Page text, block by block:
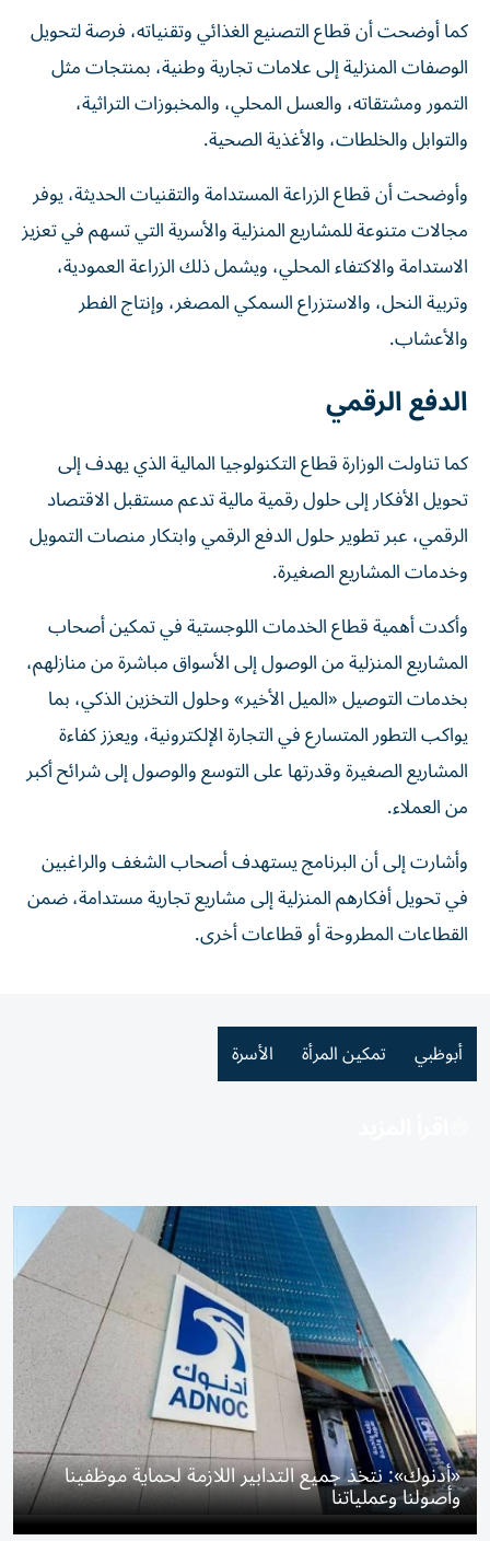
كما أوضحت أن قطاع التصنيع الغذائي وتقنياته، فرصة لتحويل
الوصفات المنزلية إلى علامات تجارية وطنية، بمنتجات مثل
التمور ومشتقاته، والعسل المحلي، والمخبوزات التراثية،
والتوابل والخلطات، والأغذية الصحية.
وأوضحت أن قطاع الزراعة المستدامة والتقنيات الحديثة، يوفر
مجالات متنوعة للمشاريع المنزلية والأسرية التي تسهم في تعزيز
الاستدامة والاكتفاء المحلي، ويشمل ذلك الزراعة العمودية،
وتربية النحل، والاستزراع السمكي المصغر، وإنتاج الفطر
والأعشاب.
الدفع الرقمي
كما تناولت الوزارة قطاع التكنولوجيا المالية الذي يهدف إلى
تحويل الأفكار إلى حلول رقمية مالية تدعم مستقبل الاقتصاد
الرقمي، عبر تطوير حلول الدفع الرقمي وابتكار منصات التمويل
وخدمات المشاريع الصغيرة.
وأكدت أهمية قطاع الخدمات اللوجستية في تمكين أصحاب
المشاريع المنزلية من الوصول إلى الأسواق مباشرة من منازلهم،
بخدمات التوصيل «الميل الأخير» وحلول التخزين الذكي، بما
يواكب التطور المتسارع في التجارة الإلكترونية، ويعزز كفاءة
المشاريع الصغيرة وقدرتها على التوسع والوصول إلى شرائح أكبر
من العملاء.
وأشارت إلى أن البرنامج يستهدف أصحاب الشغف والراغبين
في تحويل أفكارهم المنزلية إلى مشاريع تجارية مستدامة، ضمن
القطاعات المطروحة أو قطاعات أخرى.
أبوظبي تمكين المرأة الأسرة
«أدنوك»: نتخذ جميع التدابير اللازمة لحماية موظفينا
وأصولنا وعملياتنا